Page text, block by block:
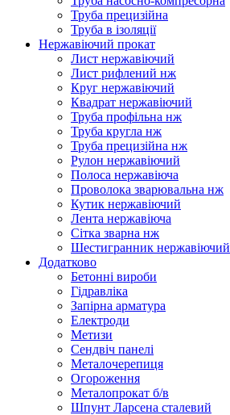
Труба прецизійна
Труба в ізоляції
Нержавіючий прокат
Лист нержавіючий
Лист рифлений нж
Круг нержавіючий
Квадрат нержавіючий
Труба профільна нж
Труба кругла нж
Труба прецизійна нж
Рулон нержавіючий
Полоса нержавіюча
Проволока зварювальна нж
Кутик нержавіючий
Лента нержавіюча
Сітка зварна нж
Шестигранник нержавіючий
Додатково
Бетонні вироби
Гідравліка
Запірна арматура
Електроди
Метизи
Сендвіч панелі
Металочерепиця
Огороження
Металопрокат б/в
Шпунт Ларсена сталевий